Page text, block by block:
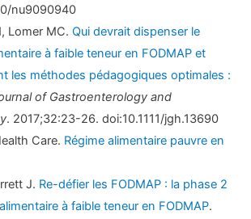
nu9090940
Lomer MC.Qui devrait dispenser le
à faible teneur en FODMAP et
les méthodes pédagogiques optimales :
of Gastroenterology and
. 2017;32:23-26. doi:10.1111/jgh.13690
Care. Régime alimentaire pauvre en
J. Re-défier les FODMAP : la phase 2
à faible teneur en FODMAP.